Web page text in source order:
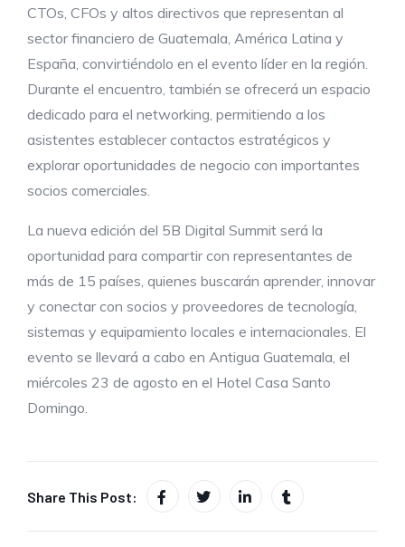
CTOs, CFOs y altos directivos que representan al
sector financiero de Guatemala, América Latina y
España, convirtiéndolo en el evento líder en la región.
Durante el encuentro, también se ofrecerá un espacio
dedicado para el networking, permitiendo a los
asistentes establecer contactos estratégicos y
explorar oportunidades de negocio con importantes
socios comerciales.
La nueva edición del 5B Digital Summit será la
oportunidad para compartir con representantes de
más de 15 países, quienes buscarán aprender, innovar
y conectar con socios y proveedores de tecnología,
sistemas y equipamiento locales e internacionales. El
evento se llevará a cabo en Antigua Guatemala, el
miércoles 23 de agosto en el Hotel Casa Santo
Domingo.
Share This Post: